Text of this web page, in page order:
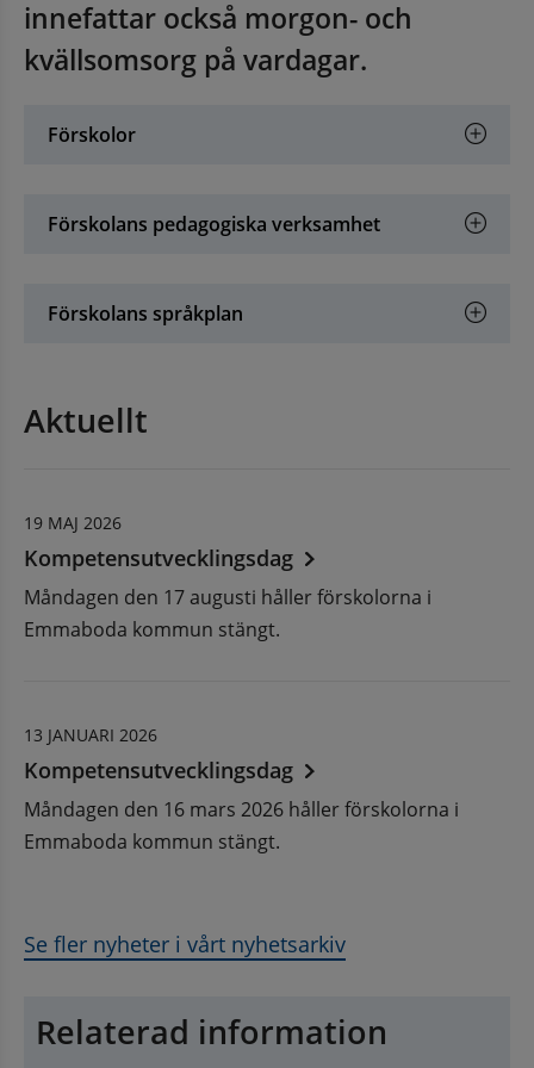
innefattar också morgon- och
kvällsomsorg på vardagar.
Förskolor
Förskolans pedagogiska verksamhet
Förskolans språkplan
Aktuellt
19 MAJ 2026
Kompetensutvecklingsdag
Måndagen den 17 augusti håller förskolorna i
Emmaboda kommun stängt.
13 JANUARI 2026
Kompetensutvecklingsdag
Måndagen den 16 mars 2026 håller förskolorna i
Emmaboda kommun stängt.
Se fler nyheter i vårt nyhetsarkiv
Relaterad information
webbplats, öppnas i nytt fönster.